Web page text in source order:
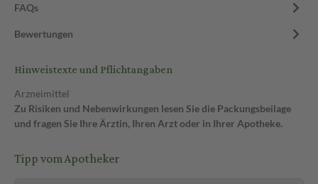
FAQs
Bewertungen
Hinweistexte und Pflichtangaben
Arzneimittel
Zu Risiken und Nebenwirkungen lesen Sie die Packungsbeilage
und fragen Sie Ihre Ärztin, Ihren Arzt oder in Ihrer Apotheke.
Tipp vom Apotheker